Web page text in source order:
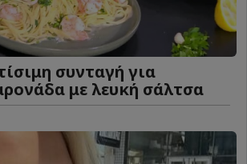
συνταγή για
με λευκή σάλτσα